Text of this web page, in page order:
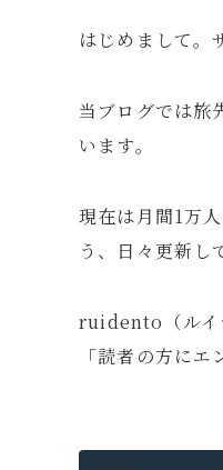
ルイデントについて
Anker
旅行の持ち物 旅行記
はじめまして。
当ブログでは旅
います。
現在は月間1万
う、日々更新し
ruidento（ルイ
「読者の方に